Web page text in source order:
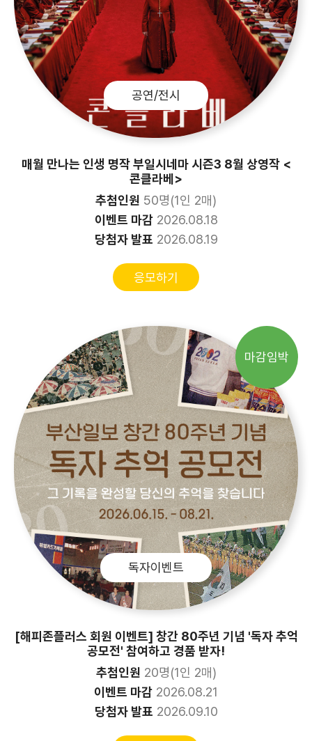
공연/전시
매월 만나는 인생 명작 부일시네마 시즌3 8월 상영작 <
콘클라베>
추첨인원 50명(1인 2매)
이벤트 마감2026.08.18
당첨자 발표 2026.08.19
응모하기
마감임박
독자이벤트
[해피존플러스 회원 이벤트] 창간 80주년 기념 '독자 추억
공모전' 참여하고 경품 받자!
추첨인원 20명(1인 2매)
이벤트 마감 2026.08.21
당첨자 발표 2026.09.10